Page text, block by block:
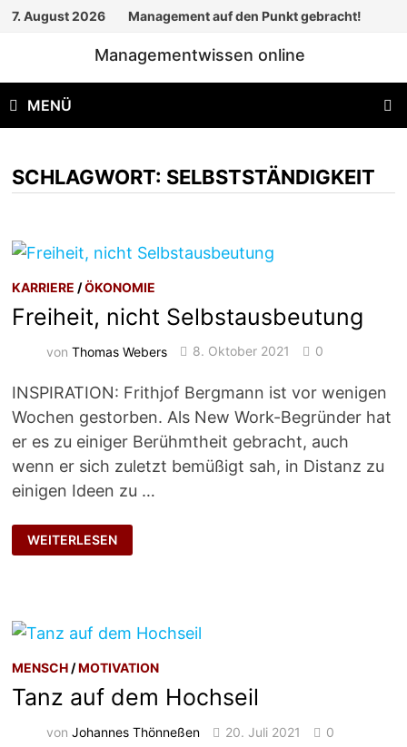
Zum
7. August 2026 Management auf den Punkt gebracht!
Managementwissen online
MENÜ
SCHLAGWORT: SELBSTSTÄNDIGKEIT
KARRIERE /ÖKONOMIE
Freiheit, nicht Selbstausbeutung
vonThomas Webers 8. Oktober 2021 0
INSPIRATION: Frithjof Bergmann ist vor wenigen
Wochen gestorben. Als New Work-Begründer hat
er es zu einiger Berühmtheit gebracht, auch
wenn er sich zuletzt bemüßigt sah, in Distanz zu
einigen Ideen zu …
FREIHEIT,
NICHT
SELBSTAUSBEUTUNG
WEITERLESEN
MENSCH /MOTIVATION
Tanz auf dem Hochseil
vonJohannes Thönneßen 20. Juli 2021 0